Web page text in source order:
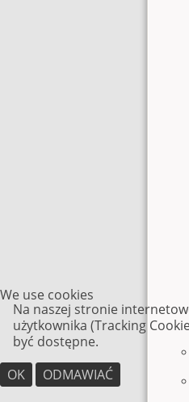
We use cookies
Na naszej stronie
użytkownika (Tracking
być dostępne.
OK
ODMAWIAĆ